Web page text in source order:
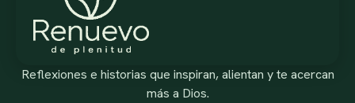
Reflexiones e historias que inspiran, alientan y te acercan
más a Dios.